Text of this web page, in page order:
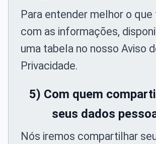
Para entender melhor o
com as informações,
uma tabela no nosso Aviso
Privacidade.
5) Com quem
seus dados
Nós iremos compartilhar